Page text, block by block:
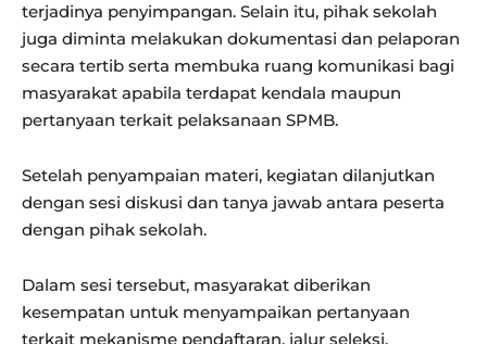
terjadinya penyimpangan. Selain itu, pihak sekolah
juga diminta melakukan dokumentasi dan pelaporan
secara tertib serta membuka ruang komunikasi bagi
masyarakat apabila terdapat kendala maupun
pertanyaan terkait pelaksanaan SPMB.
Setelah penyampaian materi, kegiatan dilanjutkan
dengan sesi diskusi dan tanya jawab antara peserta
dengan pihak sekolah.
Dalam sesi tersebut, masyarakat diberikan
kesempatan untuk menyampaikan pertanyaan
terkait mekanisme pendaftaran, jalur seleksi,